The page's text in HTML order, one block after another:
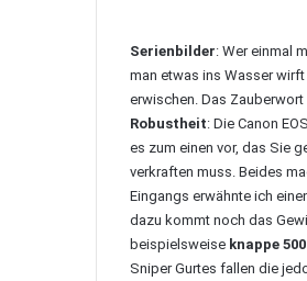
Serienbilder: Wer einmal
man etwas ins Wasser
erwischen. Das
Robustheit: Die Canon
es zum einen vor, das Sie
verkraften muss. Beides
Eingangs erwähnte ich
dazu kommt noch das
beispielsweise knappe
Sniper Gurtes fallen die